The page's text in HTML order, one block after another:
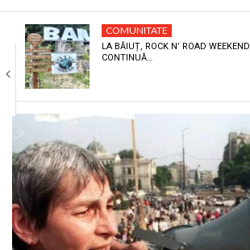
CULTURA
ECONOMIE
SANATATE
SPECIAL
POLITIC
LIFE
COMUNITATE
LA BĂIUȚ, ROCK N’ ROAD WEEKEND
CONTINUĂ…